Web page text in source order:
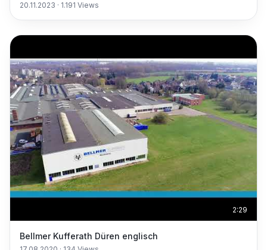
20.11.2023 · 1.191 Views
2:29
Bellmer Kufferath Düren englisch